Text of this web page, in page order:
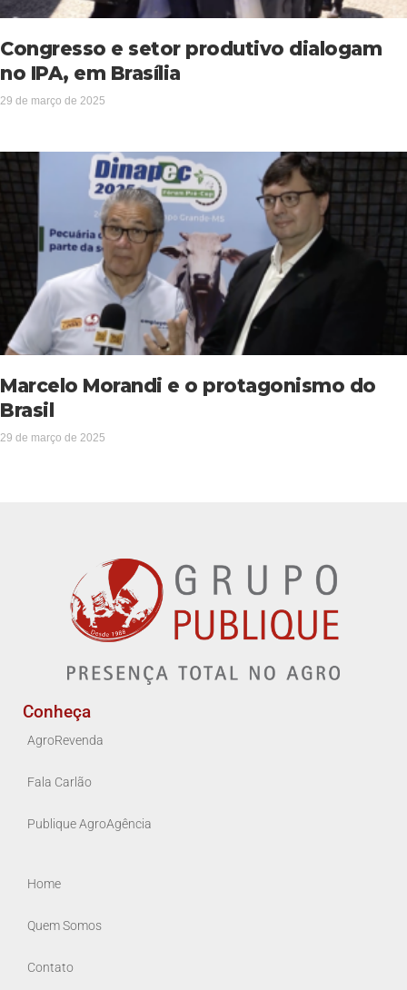
Congresso e setor produtivo dialogam
no IPA, em Brasília
29 de março de 2025
Marcelo Morandi e o protagonismo do
Brasil
29 de março de 2025
Conheça
AgroRevenda
Fala Carlão
Publique AgroAgência
Home
Quem Somos
Contato